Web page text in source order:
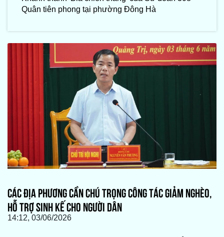
Quân tiên phong tại phường Đông Hà
CÁC ĐỊA PHƯƠNG CẦN CHÚ TRỌNG CÔNG TÁC GIẢM NGHÈO,
HỖ TRỢ SINH KẾ CHO NGƯỜI DÂN
14:12, 03/06/2026